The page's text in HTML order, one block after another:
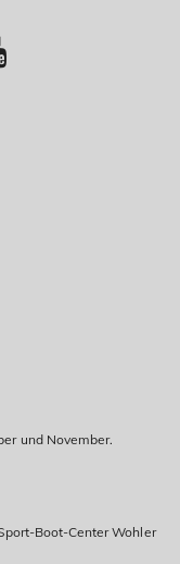
und November.
Boot-Center Wohler